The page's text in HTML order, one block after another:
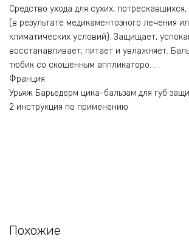
Средство ухода для сухих,
(в результате медикаментозного лечения
климатических условий). Защищает,
восстанавливает, питает и увлажняет.
тюбик со скошенным аппликаторо. . .
Франция
Урьяж Барьедерм цика-бальзам для губ
2 инструкция по применению
Похожие